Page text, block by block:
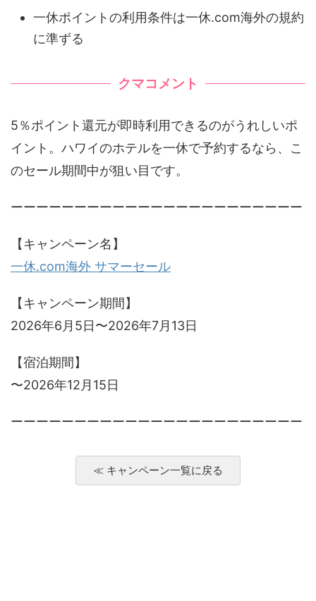
一休ポイントの利用条件は一休.com海外の規約
に準ずる
クマコメント
5％ポイント還元が即時利用できるのがうれしいポ
イント。ハワイのホテルを一休で予約するなら、こ
のセール期間中が狙い目です。
ーーーーーーーーーーーーーーーーーーーーーーー
【キャンペーン名】
一休.com海外 サマーセール
【キャンペーン期間】
2026年6月5日〜2026年7月13日
【宿泊期間】
〜2026年12月15日
ーーーーーーーーーーーーーーーーーーーーーーー
≪ キャンペーン一覧に戻る